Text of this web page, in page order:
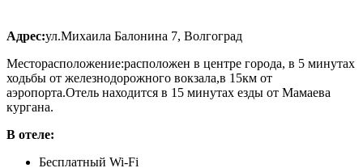
Адрес:ул.Михаила Балонина 7, Волгоград
Месторасположение:расположен в центре города, в 5 минутах
ходьбы от железнодорожного вокзала,в 15км от
аэропорта.Отель находится в 15 минутах езды от Мамаева
кургана.
В отеле:
Бесплатный Wi-Fi